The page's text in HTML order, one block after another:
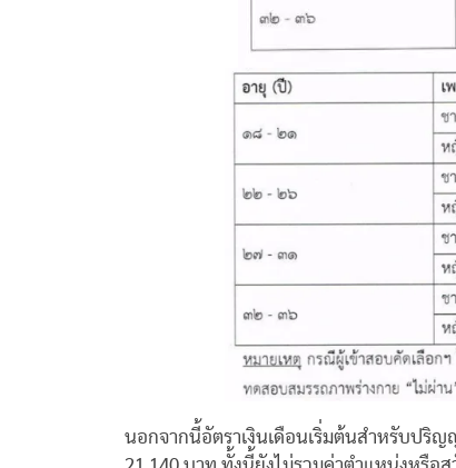
นอกจากนี้อัตราเงินเดือนเริ่มต้นสำหรับปริ